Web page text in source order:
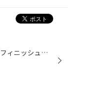
チャレンジャーなお客様が、左右のカラーを変えてみました。 右がバフフィニッシュカッパークリアで 左が通常のマットブラックです♪右がハデハデで左はシックですね〜マットブラックの方がオレンジのキャリパーが目立って良かったカモ･･･････お買い上げありがとうございました♪